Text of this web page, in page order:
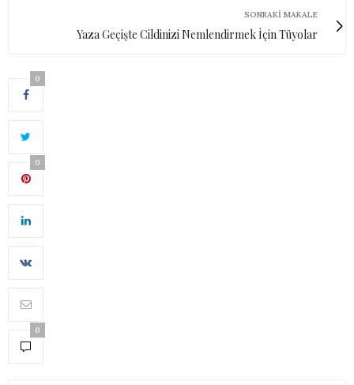
SONRAKI MAKALE
Yaza Geçişte Cildinizi Nemlendirmek İçin Tüyolar
0
0
0